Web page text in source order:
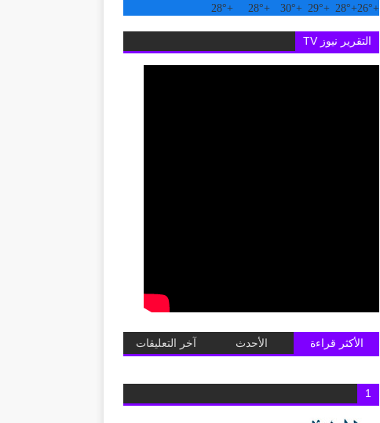
+
26°
+
28°
+
29°
+
30°
+
28°
+
28°
التقرير نيوز TV
الأكثر قراءة الأحدث آخر التعليقات
1